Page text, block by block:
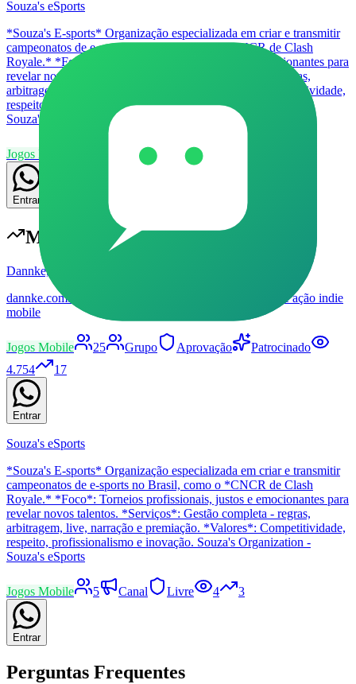
Souza's eSports
*Souza's E-sports* Organização especializada em criar e transmitir
campeonatos de e-sports no Brasil, como o *CNCR de Clash
Royale.* *Foco*: Torneios profissionais, justos e emocionantes para
revelar novos talentos. *Serviços*: Gestão completa - regras,
arbitragem, live, narração e premiação. *Valores*: Competitividade,
respeito, profissionalismo e inovação. Souza's Organization -
Souza's eSports
Jogos Mobile Canal Livre
Entrar
Mais populares emJogos Mobile
Dannke, 100Mot
dannke.com.br | Comunidade de 100mot, MMORPG de ação indie
mobile
Jogos Mobile 25 Grupo Aprovação
Patrocinado
4.754
17
Entrar
Souza's eSports
*Souza's E-sports* Organização especializada em criar e transmitir
campeonatos de e-sports no Brasil, como o *CNCR de Clash
Royale.* *Foco*: Torneios profissionais, justos e emocionantes para
revelar novos talentos. *Serviços*: Gestão completa - regras,
arbitragem, live, narração e premiação. *Valores*: Competitividade,
respeito, profissionalismo e inovação. Souza's Organization -
Souza's eSports
Jogos Mobile 5 Canal Livre 4 3
Entrar
Perguntas Frequentes